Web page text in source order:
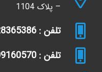
– پلاک 1104
تلفن : 09128365386
تلفن : 09109160570